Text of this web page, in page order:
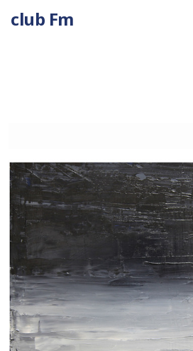
club Fm